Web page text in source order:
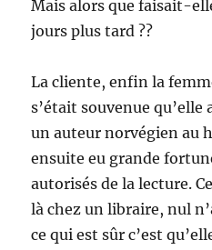
Mais alors que faisait-
jours plus tard ??
La cliente, enfin la
s’était souvenue
un auteur norvégien au
ensuite eu grande
autorisés de la lecture.
là chez un libraire, nul
ce qui est sûr c’est